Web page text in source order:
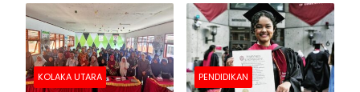
Beralas Tanah dan
Dinding Bolong-bolong
Puncak Hari
Bhayangkara ke-80
KOLAKA UTARA PENDIDIKAN